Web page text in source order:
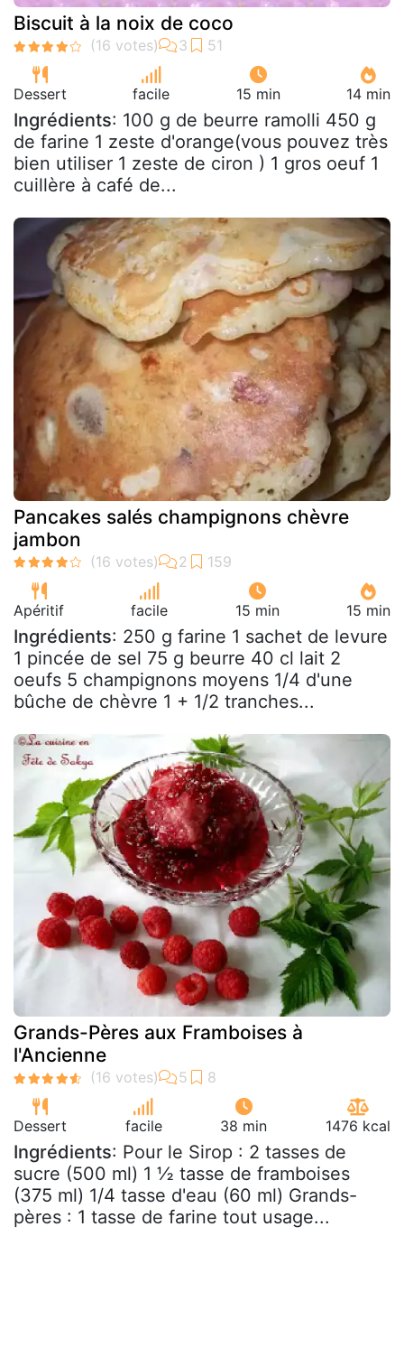
Biscuit à la noix de coco
Dessert facile 15 min 14 min
Ingrédients: 100 g de beurre ramolli 450 g
de farine 1 zeste d'orange(vous pouvez très
bien utiliser 1 zeste de ciron ) 1 gros oeuf 1
cuillère à café de...
Pancakes salés champignons chèvre
jambon
Apéritif facile 15 min 15 min
Ingrédients: 250 g farine 1 sachet de levure
1 pincée de sel 75 g beurre 40 cl lait 2
oeufs 5 champignons moyens 1/4 d'une
bûche de chèvre 1 + 1/2 tranches...
Grands-Pères aux Framboises à
l'Ancienne
Dessert facile 38 min 1476 kcal
Ingrédients: Pour le Sirop : 2 tasses de
sucre (500 ml) 1 ½ tasse de framboises
(375 ml) 1/4 tasse d'eau (60 ml) Grands-
pères : 1 tasse de farine tout usage...